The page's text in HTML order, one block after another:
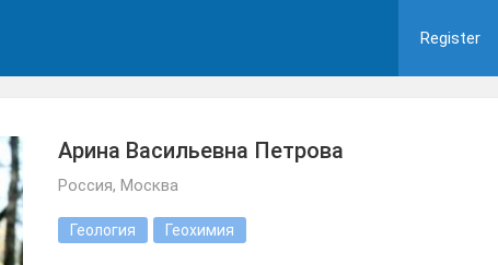
Register
Арина Васильевна Петрова
Россия, Москва
Геология Геохимия